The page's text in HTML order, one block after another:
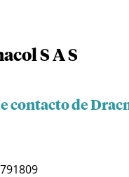
S A S
contacto de